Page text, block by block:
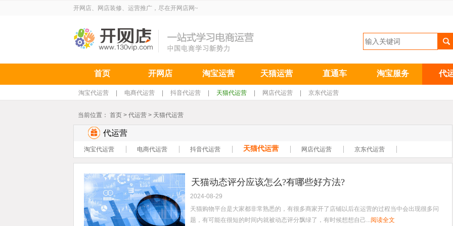
开网店、网店装修、运营推广，尽在开网店网~
首页 开网店 淘宝运营 天猫运营 直通车 淘宝服务 代
淘宝代运营 电商代运营 抖音代运营 天猫代运营 网店代运营 京东代运营
当前位置： 首页 > 代运营 > 天猫代运营
代运营
淘宝代运营 电商代运营 抖音代运营 天猫代运营 网店代运营 京东代运营
天猫动态评分应该怎么?有哪些好方法?
2024-08-29
天猫购物平台是大家都非常熟悉的，有很多商家开了店铺以后在运营的过程当中会出现很多问
题，有可能在很短的时间内就被动态评分飘绿了，有时候想想自己...阅读全文